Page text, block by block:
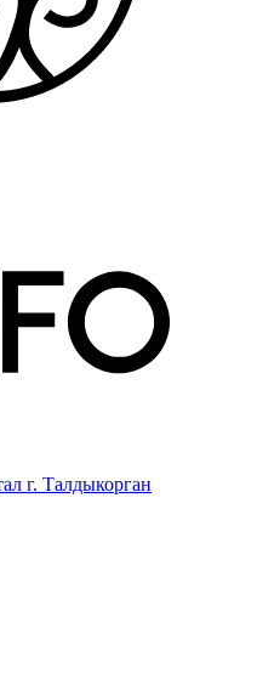
г. Талдыкорган